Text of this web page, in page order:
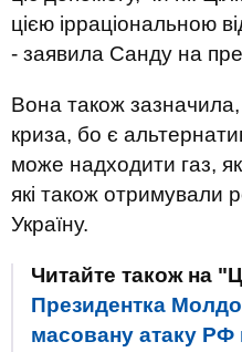
цією ірраціональною
- заявила Санду на
Вона також
криза, бо є
може надходити газ,
які також отримували
Україну.
Читайте також на
Президентка
масовану атаку РФ